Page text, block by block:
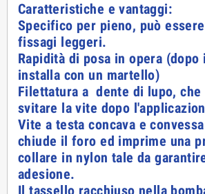
Caratteristiche e vantaggi:
Specifico per pieno, può
fissagi leggeri.
Rapidità di posa in opera
installa con un martello)
Filettatura a dente di lupo, che
svitare la vite dopo
Vite a testa concava e
chiude il foro ed imprime una
collare in nylon tale da
adesione.